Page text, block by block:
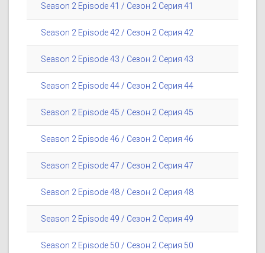
Season 2 Episode 41 / Сезон 2 Серия 41
Season 2 Episode 42 / Сезон 2 Серия 42
Season 2 Episode 43 / Сезон 2 Серия 43
Season 2 Episode 44 / Сезон 2 Серия 44
Season 2 Episode 45 / Сезон 2 Серия 45
Season 2 Episode 46 / Сезон 2 Серия 46
Season 2 Episode 47 / Сезон 2 Серия 47
Season 2 Episode 48 / Сезон 2 Серия 48
Season 2 Episode 49 / Сезон 2 Серия 49
Season 2 Episode 50 / Сезон 2 Серия 50